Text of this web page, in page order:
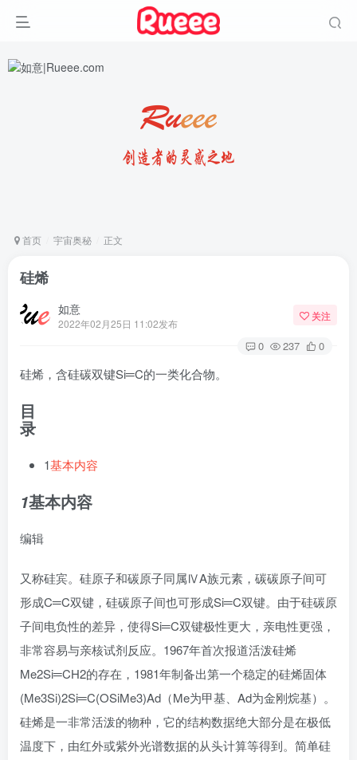
首页 宇宙奥秘 正文
硅烯
如意
2022年02月25日 11:02发布
关注
0 237 0
硅烯，含硅碳双键Si═C的一类化合物。
目
录
1基本内容
1基本内容
编辑
又称硅宾。硅原子和碳原子同属ⅣA族元素 ，碳碳原子间可
形成C═C双键，硅碳原子间也可形成Si═C双键。由于硅碳原
子间电负性的差异，使得Si═C双键极性更大，亲电性更强，
非常容易与亲核试剂反应。1967年首次报道活泼硅烯
Me2Si═CH2的存在，1981年制备出第一个稳定的硅烯固体
(Me3Si)2Si═C(OSiMe3)Ad（Me为甲基、Ad为金刚烷基）。
硅烯是一非常活泼的物种，它的结构数据绝大部分是在极低
温度下，由红外或紫外光谱数据的从头计算等得到。简单硅